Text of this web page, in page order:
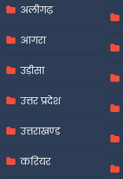
अलीगढ़
आगरा
उड़ीसा
उत्तर प्रदेश
उत्तराखण्ड
करियर